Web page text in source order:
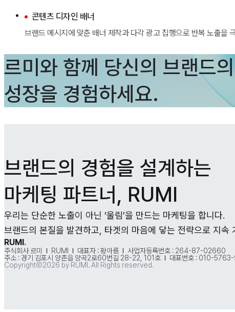
콘텐츠 디자인 배너
브랜드 메시지에 맞춘 배너 제작과 다각 광고 집행으로 반복 노출을
르미와 함께 당신의 브랜드의
성장을 경험하세요.
브랜드의 경험을 설계하는
마케팅 파트너, RUMI
우리는 단순한 노출이 아닌 ‘울림’을 만드는 마케팅을 합니다.
브랜드의 본질을 발견하고, 타겟의 마음에 닿는 전략으로 지속
RUMI .
주식회사 르미 RUMI 대표자 : 황아름
사업자등록번호 : 264-87-02660
주소 : 경기 김포시 양촌읍 양곡2로60번길 28-22, 101호
대표번호 : 010-
CopyrightⒸ2026 by RUMI. All Rights reserved.